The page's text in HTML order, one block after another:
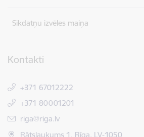
Sīkdatņu izvēles maiņa
Kontakti
+371 67012222
+371 80001201
E-pasts:
riga@riga.lv
Rātslaukums 1, Rīga, LV-1050